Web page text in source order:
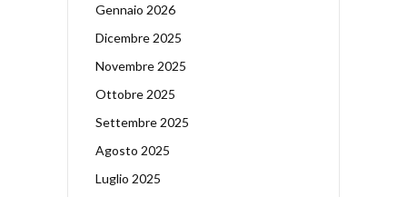
Gennaio 2026
Dicembre 2025
Novembre 2025
Ottobre 2025
Settembre 2025
Agosto 2025
Luglio 2025